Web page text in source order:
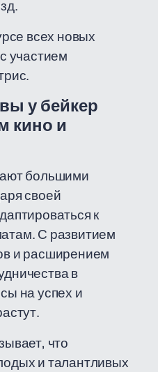
всех новых
участием
у бейкер
кино и
большими
своей
к
С развитием
и расширением
в
на успех и
что
и талантливых